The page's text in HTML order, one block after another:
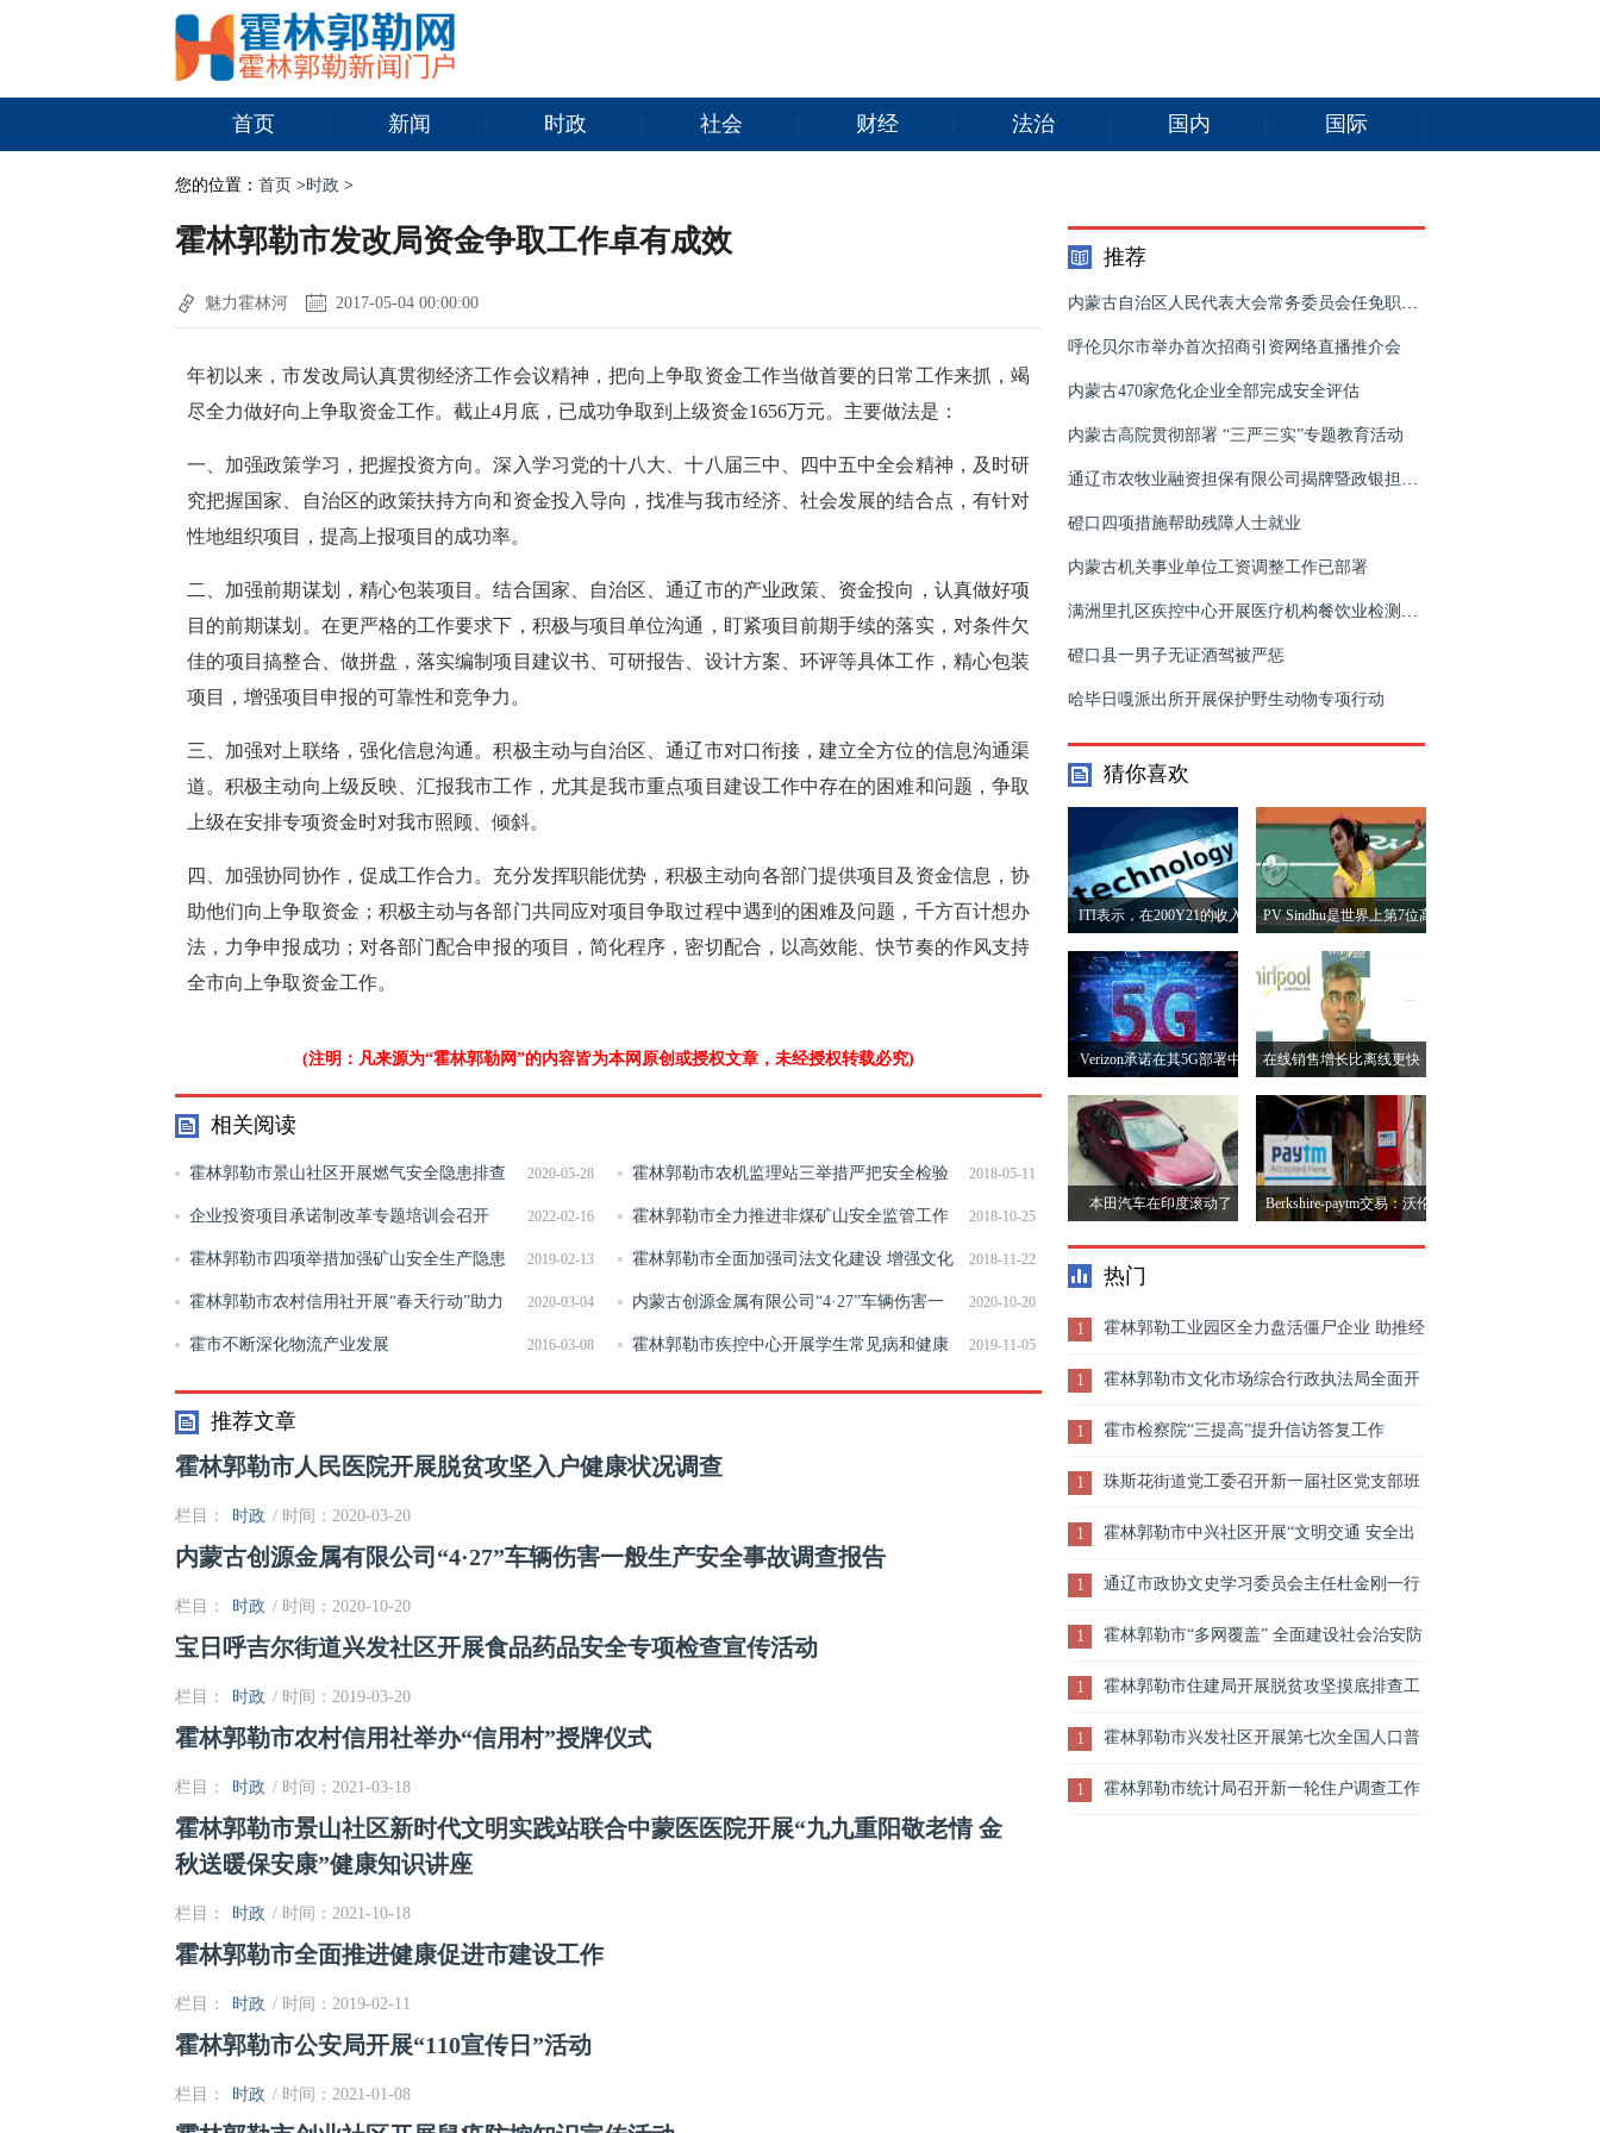
首页 新闻 时政 社会 财经 法治 国内 国际
您的位置： 首页 >时政 >
霍林郭勒市发改局资金争取工作卓有成效
魅力霍林河 2017-05-04 00:00:00
年初以来，市发改局认真贯彻经济工作会议精神，把向上争取资金工作当做首要的日常工作来抓，竭
尽全力做好向上争取资金工作。截止4月底，已成功争取到上级资金1656万元。主要做法是：
一、加强政策学习，把握投资方向。深入学习党的十八大、十八届三中、四中五中全会精神，及时研
究把握国家、自治区的政策扶持方向和资金投入导向，找准与我市经济、社会发展的结合点，有针对
性地组织项目，提高上报项目的成功率。
二、加强前期谋划，精心包装项目。结合国家、自治区、通辽市的产业政策、资金投向，认真做好项
目的前期谋划。在更严格的工作要求下，积极与项目单位沟通，盯紧项目前期手续的落实，对条件欠
佳的项目搞整合、做拼盘，落实编制项目建议书、可研报告、设计方案、环评等具体工作，精心包装
项目，增强项目申报的可靠性和竞争力。
三、加强对上联络，强化信息沟通。积极主动与自治区、通辽市对口衔接，建立全方位的信息沟通渠
道。积极主动向上级反映、汇报我市工作，尤其是我市重点项目建设工作中存在的困难和问题，争取
上级在安排专项资金时对我市照顾、倾斜。
四、加强协同协作，促成工作合力。充分发挥职能优势，积极主动向各部门提供项目及资金信息，协
助他们向上争取资金；积极主动与各部门共同应对项目争取过程中遇到的困难及问题，千方百计想办
法，力争申报成功；对各部门配合申报的项目，简化程序，密切配合，以高效能、快节奏的作风支持
全市向上争取资金工作。
(注明：凡来源为“霍林郭勒网”的内容皆为本网原创或授权文章，未经授权转载必究)
相关阅读
2020-05-28
霍林郭勒市景山社区开展燃气安全隐患排查
活动
2018-05-11
霍林郭勒市农机监理站三举措严把安全检验
关
2022-02-16
企业投资项目承诺制改革专题培训会召开 2018-10-25
霍林郭勒市全力推进非煤矿山安全监管工作
2019-02-13
霍林郭勒市四项举措加强矿山安全生产隐患
排查工作
2018-11-22
霍林郭勒市全面加强司法文化建设 增强文化
自信
2020-03-04
霍林郭勒市农村信用社开展“春天行动”助力
企业复工复产
2020-10-20
内蒙古创源金属有限公司“4·27”车辆伤害一
般生产安全事故调查报告
2016-03-08
霍市不断深化物流产业发展 2019-11-05
霍林郭勒市疾控中心开展学生常见病和健康
影响因素监测工作
推荐文章
霍林郭勒市人民医院开展脱贫攻坚入户健康状况调查
栏目： 时政 / 时间：2020-03-20
内蒙古创源金属有限公司“4·27”车辆伤害一般生产安全事故调查报告
栏目： 时政 / 时间：2020-10-20
宝日呼吉尔街道兴发社区开展食品药品安全专项检查宣传活动
栏目： 时政 / 时间：2019-03-20
霍林郭勒市农村信用社举办“信用村”授牌仪式
栏目： 时政 / 时间：2021-03-18
霍林郭勒市景山社区新时代文明实践站联合中蒙医医院开展“九九重阳敬老情 金
秋送暖保安康”健康知识讲座
栏目： 时政 / 时间：2021-10-18
霍林郭勒市全面推进健康促进市建设工作
栏目： 时政 / 时间：2019-02-11
霍林郭勒市公安局开展“110宣传日”活动
栏目： 时政 / 时间：2021-01-08
推荐
内蒙古自治区人民代表大会常务委员会任免职名单
呼伦贝尔市举办首次招商引资网络直播推介会
内蒙古470家危化企业全部完成安全评估
内蒙古高院贯彻部署 “三严三实”专题教育活动
通辽市农牧业融资担保有限公司揭牌暨政银担合作签约仪式举行
磴口四项措施帮助残障人士就业
内蒙古机关事业单位工资调整工作已部署
满洲里扎区疾控中心开展医疗机构餐饮业检测工作
磴口县一男子无证酒驾被严惩
哈毕日嘎派出所开展保护野生动物专项行动
猜你喜欢
ITI表示，在200Y21的收入
增长42-45％
PV Sindhu是世界上第7位高
薪女运动员，Serena
Williams Tops List
Verizon承诺在其5G部署中
实现家庭互联网
在线销售增长比离线更快，
说惠而浦MD Sunil
d&apos;Souza
本田汽车在印度滚动了 Berkshire-paytm交易：沃伦
热门
1 霍林郭勒工业园区全力盘活僵尸企业 助推经
济发展
1 霍林郭勒市文化市场综合行政执法局全面开
展旅游旺季星级酒店大检查
1 霍市检察院“三提高”提升信访答复工作
1 珠斯花街道党工委召开新一届社区党支部班
子集体谈话暨业务培训会
1 霍林郭勒市中兴社区开展“文明交通 安全出
行”宣传志愿活动
1 通辽市政协文史学习委员会主任杜金刚一行
来我市调研文化建设情况
1 霍林郭勒市“多网覆盖” 全面建设社会治安防
控体系
1 霍林郭勒市住建局开展脱贫攻坚摸底排查工
作1 霍林郭勒市兴发社区开展第七次全国人口普
查工作网上培训学习活动
1 霍林郭勒市统计局召开新一轮住户调查工作